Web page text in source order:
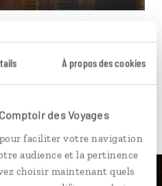
À propos des cookies
des Voyages
faciliter votre navigation
audience et la pertinence
choisir maintenant quels
plus loin